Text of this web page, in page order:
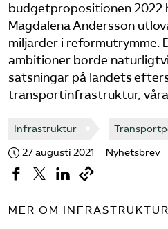
Sök på tagforetagen.se
budgetpropositionen 2022
Magdalena Andersson
miljarder i reformutrymme.
ambitioner borde
satsningar på landets
transportinfrastruktur, våra
Infrastruktur
27 augusti 2021 Nyhetsbrev
MER OM INFRASTRUKTUR